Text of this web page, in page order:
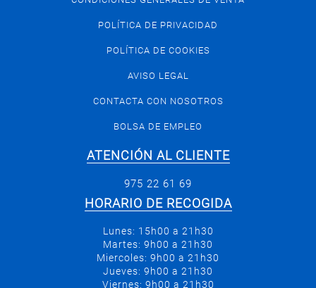
POLÍTICA DE PRIVACIDAD
POLÍTICA DE COOKIES
AVISO LEGAL
CONTACTA CON NOSOTROS
BOLSA DE EMPLEO
ATENCIÓN AL CLIENTE
975 22 61 69
HORARIO DE RECOGIDA
Lunes: 15h00 a 21h30
Martes: 9h00 a 21h30
Miercoles: 9h00 a 21h30
Jueves: 9h00 a 21h30
Viernes: 9h00 a 21h30